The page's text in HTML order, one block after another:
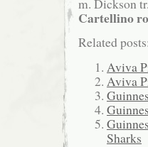
Cartellino
Related posts:
Aviva
Aviva
Sharks